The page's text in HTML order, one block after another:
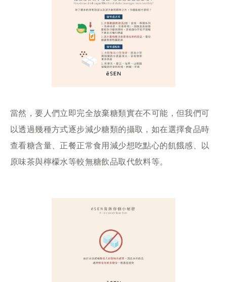
當然，要人們立即完全放棄糖類實在不可能，但我們可
以透過幾種方式逐步減少糖類的攝取，如在選擇食品時
查看糖含量、正餐正常食用減少想吃點心的飢餓感、以
原味茶與檸檬水等較無糖飲品取代飲料等。